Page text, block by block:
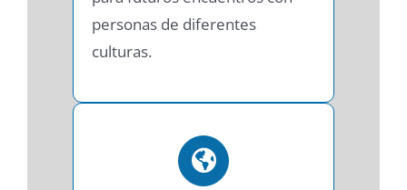
personas de diferentes
culturas.